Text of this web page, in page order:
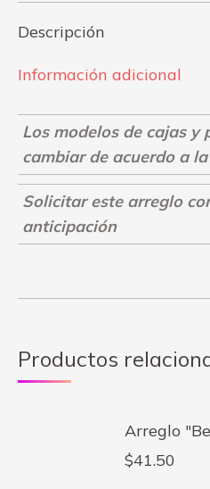
Descripción
Información adicional
Los modelos de cajas y
cambiar de acuerdo a
Solicitar este arreglo
anticipación
Productos
Arreglo
$41.50